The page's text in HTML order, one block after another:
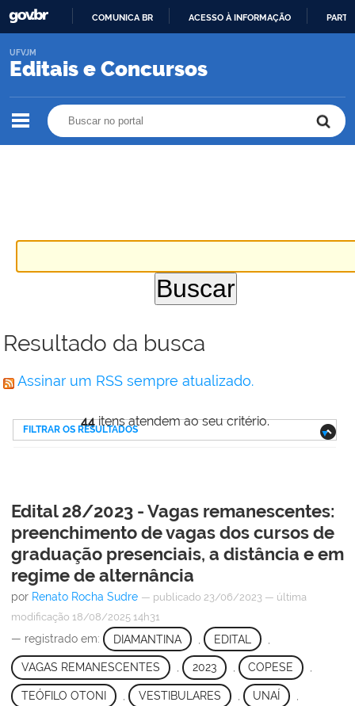
O
COMUNICA BR ACESSO À INFORMAÇÃO
Editais e Concursos
UFVJM
Resultado da busca
Assinar um RSS sempre atualizado.
44itens atendem ao seu critério.
FILTRAR OS RESULTADOS
Edital 28/2023 - Vagas remanescentes:
preenchimento de vagas dos cursos de
graduação presenciais, a distância e em
regime de alternância
por Renato Rocha Sudre — publicado 23/06/2023 — última
modificação 18/08/2025 14h31
— registrado em: DIAMANTINA EDITAL
VAGAS REMANESCENTES , 2023 , COPESE ,
TEÓFILO OTONI VESTIBULARES UNAÍ